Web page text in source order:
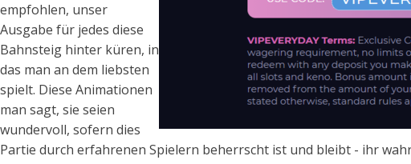
empfohlen, unser
Ausgabe für jedes diese
Bahnsteig hinter küren, in
das man an dem liebsten
spielt. Diese Animationen
man sagt, sie seien
wundervoll, sofern dies
Partie durch erfahrenen Spielern beherrscht ist und bleibt - ihr